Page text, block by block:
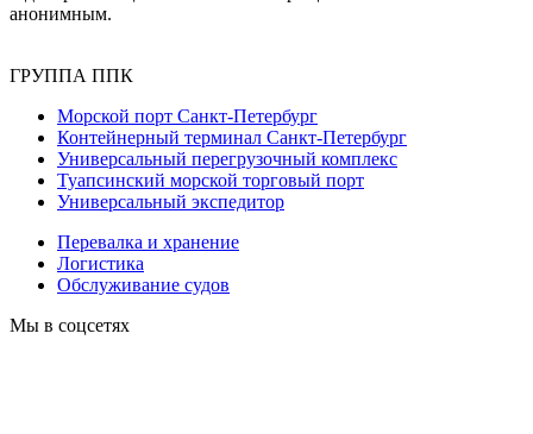
анонимным.
ГРУППА ППК
Морской порт Санкт-Петербург
Контейнерный терминал Санкт-Петербург
Универсальный перегрузочный комплекс
Туапсинский морской торговый порт
Универсальный экспедитор
Перевалка и хранение
Логистика
Обслуживание судов
Мы в соцсетях